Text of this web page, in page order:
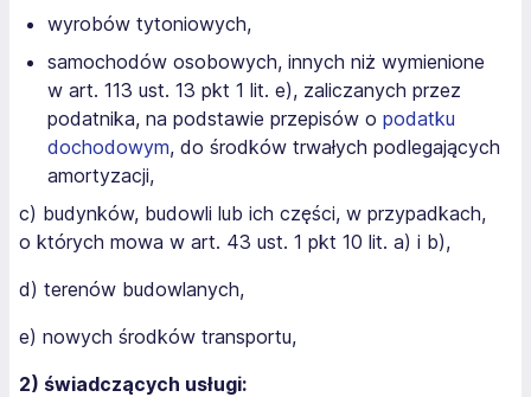
wyrobów tytoniowych,
samochodów osobowych, innych niż wymienione
w art. 113 ust. 13 pkt 1 lit. e), zaliczanych przez
podatnika, na podstawie przepisów o podatku
dochodowym, do środków trwałych podlegających
amortyzacji,
c) budynków, budowli lub ich części, w przypadkach,
o których mowa w art. 43 ust. 1 pkt 10 lit. a) i b),
d) terenów budowlanych,
e) nowych środków transportu,
2) świadczących usługi: